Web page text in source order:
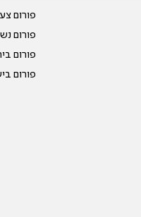
פורום
פורום
פורום
פורום